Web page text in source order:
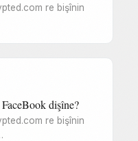
re bişînin
dişîne?
re bişînin